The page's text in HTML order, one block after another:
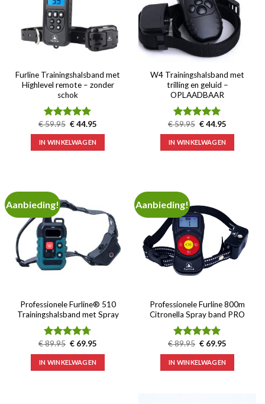
Furline Trainingshalsband met
Highlevel remote – zonder
schok
Waardering
4.88uit 5
€59.95 Oorspronkelijke
was:
€ 59.95.
€44.95
IN WINKELWAGEN
W4 Trainingshalsband met
trilling en geluid –
OPLAADBAAR
Waardering
5.00uit 5
€59.95 Oorspronkelijke
was:
€ 59.95.
€44.95
IN WINKELWAGEN
Aanbieding!
Professionele Furline® 510
Trainingshalsband met Spray
Waardering
4.71uit 5
€89.95 Oorspronkelijke
was:
€ 89.95.
€ 69.95
IN WINKELWAGEN
Aanbieding!
Professionele Furline 800m
Citronella Spray band PRO
Waardering
5.00uit 5
€89.95 Oorspronkelijke
was:
€ 89.95.
€ 69.95
IN WINKELWAGEN